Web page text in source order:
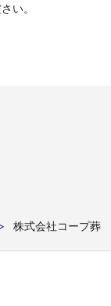
い。
株式会社コープ葬